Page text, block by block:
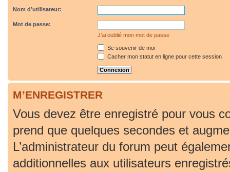
Nom d’utilisateur:
Mot de passe:
J’ai oublié mon mot de passe
Se souvenir de moi
Cacher mon statut en ligne pour cette session
M’ENREGISTRER
Vous devez être enregistré pour vous
prend que quelques secondes et
L’administrateur du forum peut
additionnelles aux utilisateurs